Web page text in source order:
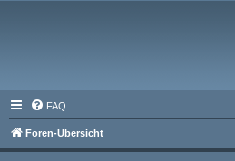
FAQ
Foren-Übersicht